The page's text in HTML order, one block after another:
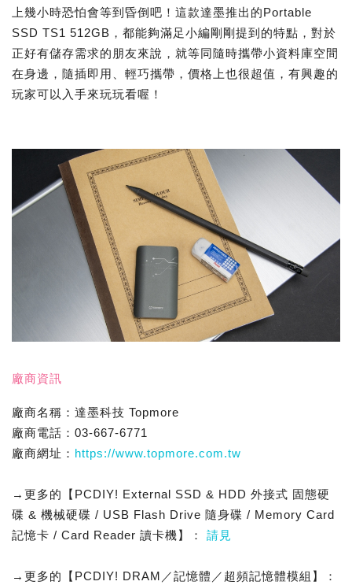
上幾小時恐怕會等到昏倒吧！這款達墨推出的Portable
SSD TS1 512GB，都能夠滿足小編剛剛提到的特點，對於
正好有儲存需求的朋友來說，就等同隨時攜帶小資料庫空間
在身邊，隨插即用、輕巧攜帶，價格上也很超值，有興趣的
玩家可以入手來玩玩看喔！
廠商資訊
廠商名稱：達墨科技 Topmore
廠商電話：03-667-6771
廠商網址： https://www.topmore.com.tw
→更多的【PCDIY! External SSD & HDD 外接式 固態硬
碟 & 機械硬碟 / USB Flash Drive 隨身碟 / Memory Card
記憶卡 / Card Reader 讀卡機】： 請見
→更多的【PCDIY! DRAM／記憶體／超頻記憶體模組】：